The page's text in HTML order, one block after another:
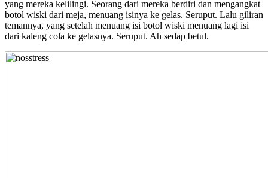
yang mereka kelilingi. Seorang dari mereka berdiri dan mengangkat
botol wiski dari meja, menuang isinya ke gelas. Seruput. Lalu giliran
temannya, yang setelah menuang isi botol wiski menuang lagi isi
dari kaleng cola ke gelasnya. Seruput. Ah sedap betul.